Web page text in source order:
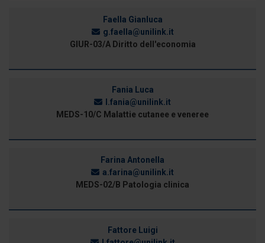
Faella Gianluca
g.faella@unilink.it
GIUR-03/A Diritto dell'economia
Fania Luca
l.fania@unilink.it
MEDS-10/C Malattie cutanee e veneree
Farina Antonella
a.farina@unilink.it
MEDS-02/B Patologia clinica
Fattore Luigi